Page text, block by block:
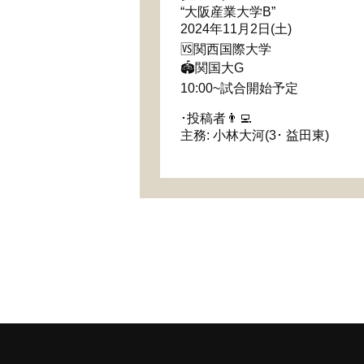
“大阪産業大学B”
2024年11月2日(土)
🆚関西国際大学
🏟関国大G
10:00~試合開始予定
･投稿者👨‍💻
主務: 小林大河(3･ 益田東)